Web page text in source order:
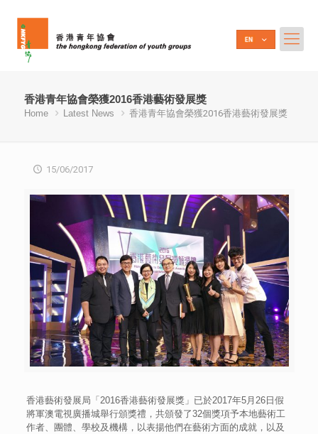
香港青年協會榮獲2016香港藝術發展獎
Home Latest News 香港青年協會榮獲2016香港藝術發展獎
15/06/2017
香港藝術發展局「2016香港藝術發展獎」已於2017年5月26日假
將軍澳電視廣播城舉行頒獎禮，共頒發了32個獎項予本地藝術工
作者、團體、學校及機構，以表揚他們在藝術方面的成就，以及